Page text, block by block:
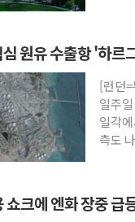
심 원유 수출항 '하
[런던
일주
일각
측도
쇼크에 엔화 장중